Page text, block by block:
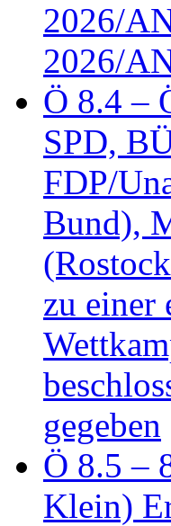
2026/
2026/
Ö 8.4 –
SPD,
FDP/
Bund),
zu einer
gegeben
Ö 8.5 –
Klein)